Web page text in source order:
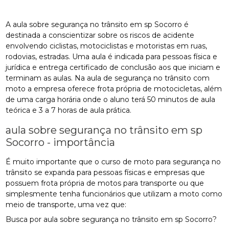
A aula sobre segurança no trânsito em sp Socorro é
destinada a conscientizar sobre os riscos de acidente
envolvendo ciclistas, motociclistas e motoristas em ruas,
rodovias, estradas. Uma aula é indicada para pessoas física e
jurídica e entrega certificado de conclusão aos que iniciam e
terminam as aulas. Na aula de segurança no trânsito com
moto a empresa oferece frota própria de motocicletas, além
de uma carga horária onde o aluno terá 50 minutos de aula
teórica e 3 a 7 horas de aula prática.
aula sobre segurança no trânsito em sp
Socorro - importância
É muito importante que o curso de moto para segurança no
trânsito se expanda para pessoas físicas e empresas que
possuem frota própria de motos para transporte ou que
simplesmente tenha funcionários que utilizam a moto como
meio de transporte, uma vez que:
Busca por aula sobre segurança no trânsito em sp Socorro?